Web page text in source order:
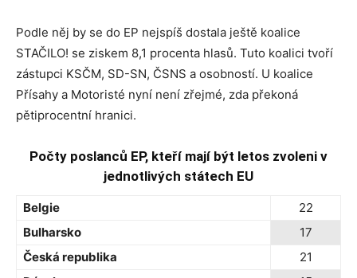
Podle něj by se do EP nejspíš dostala ještě koalice
STAČILO! se ziskem 8,1 procenta hlasů. Tuto koalici tvoří
zástupci KSČM, SD-SN, ČSNS a osobností. U koalice
Přísahy a Motoristé nyní není zřejmé, zda překoná
pětiprocentní hranici.
Počty poslanců EP, kteří mají být letos zvoleni v
jednotlivých státech EU
Belgie
22
Bulharsko
17
Česká republika
21